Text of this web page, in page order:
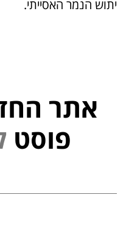
יתוש הנמר האסייתי.
אתר
פוסט